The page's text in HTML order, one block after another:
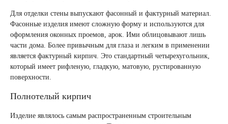
Для отделки стены выпускают фасонный и фактурный материал.
Фасонные изделия имеют сложную форму и используются для
оформления оконных проемов, арок. Ими облицовывают лишь
части дома. Более привычным для глаза и легким в применении
является фактурный кирпич. Это стандартный четырехугольник,
который имеет рифленую, гладкую, матовую, рустированную
поверхности.
Полнотелый кирпич
Изделие являлось самым распространенным строительным